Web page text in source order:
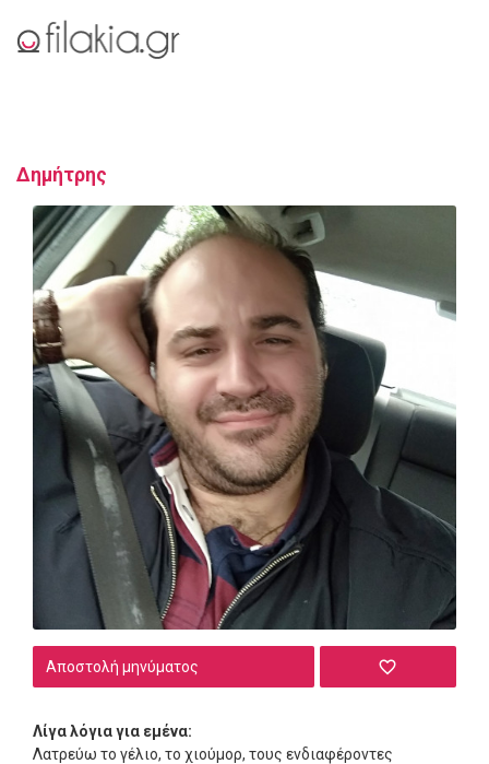
Δημήτρης
Αποστολή μηνύματος
Λίγα λόγια για εμένα:
Λατρεύω το γέλιο, το χιούμορ, τους ενδιαφέροντες